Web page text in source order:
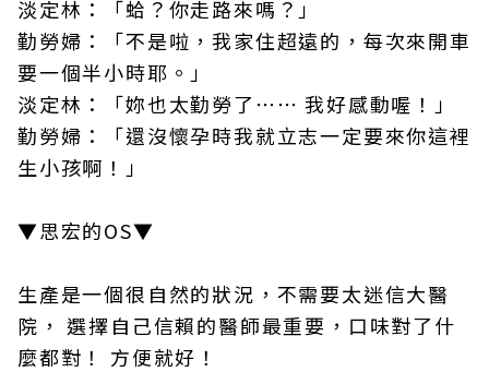
淡定林：「蛤？你走路來嗎？」
勤勞婦：「不是啦，我家住超遠的，每次來開車
要一個半小時耶。」
淡定林：「妳也太勤勞了⋯⋯ 我好感動喔！」
勤勞婦：「還沒懷孕時我就立志一定要來你這裡
生小孩啊！」
▼思宏的OS▼
生產是一個很自然的狀況，不需要太迷信大醫
院， 選擇自己信賴的醫師最重要，口味對了什
麼都對！ 方便就好！